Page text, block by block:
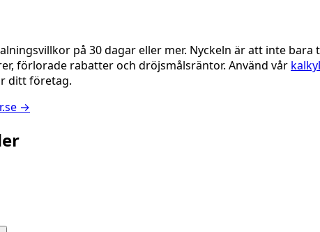
på 30 dagar eller mer. Nyckeln är att inte
förlorade rabatter och dröjsmålsräntor. Använd vår
ditt företag.
→